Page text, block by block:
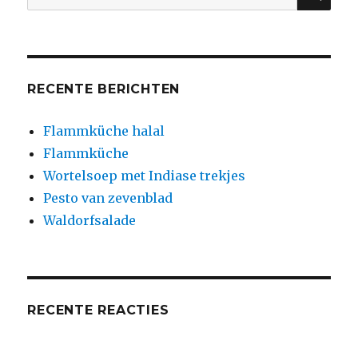
naar:
RECENTE BERICHTEN
Flammküche halal
Flammküche
Wortelsoep met Indiase trekjes
Pesto van zevenblad
Waldorfsalade
RECENTE REACTIES